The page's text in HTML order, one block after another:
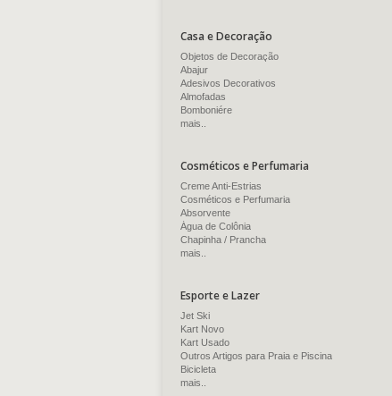
Casa e Decoração
Objetos de Decoração
Abajur
Adesivos Decorativos
Almofadas
Bomboniére
mais..
Cosméticos e Perfumaria
Creme Anti-Estrias
Cosméticos e Perfumaria
Absorvente
Água de Colônia
Chapinha / Prancha
mais..
Esporte e Lazer
Jet Ski
Kart Novo
Kart Usado
Outros Artigos para Praia e Piscina
Bicicleta
mais..